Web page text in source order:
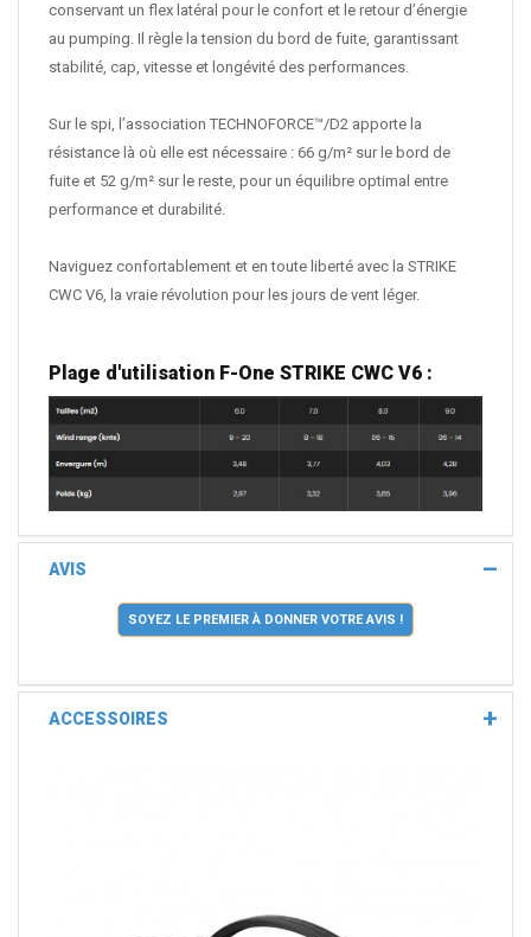
conservant un flex latéral pour le confort et le retour d’énergie
au pumping. Il règle la tension du bord de fuite, garantissant
stabilité, cap, vitesse et longévité des performances.
Sur le spi, l’association TECHNOFORCE™/D2 apporte la
résistance là où elle est nécessaire : 66 g/m² sur le bord de
fuite et 52 g/m² sur le reste, pour un équilibre optimal entre
performance et durabilité.
Naviguez confortablement et en toute liberté avec la STRIKE
CWC V6, la vraie révolution pour les jours de vent léger.
Plage d'utilisation F-One STRIKE CWC V6 :
AVIS
SOYEZ LE PREMIER À DONNER VOTRE AVIS !
ACCESSOIRES